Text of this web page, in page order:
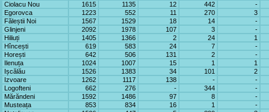
Ciolacu Nou
1615 1135 12 442
-
Egorovca
1223 552 11 270
3
Făleștii Noi
1567 1529 18 14
-
Glinjeni
2092 1978 107 3
-
Hiliuți
1405 1366 2 24
1
Hîncești
619 583 24 7
-
Horești
642 506 131 2
-
Ilenuța
1024 1007 15 1
1
Ișcălău
1526 1383 34 101
2
Izvoare
1262 1117 138 -
-
Logofteni
662 276 - 344
-
Mărăndeni
1592 1486 97 8
-
Musteața
853 834 16 1
-